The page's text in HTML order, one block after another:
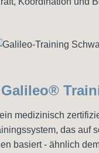
medizinisch
das auf
basiert - ähnlich